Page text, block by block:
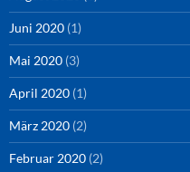
Juni 2020 (1)
Mai 2020 (3)
April 2020 (1)
März 2020 (2)
Februar 2020 (2)